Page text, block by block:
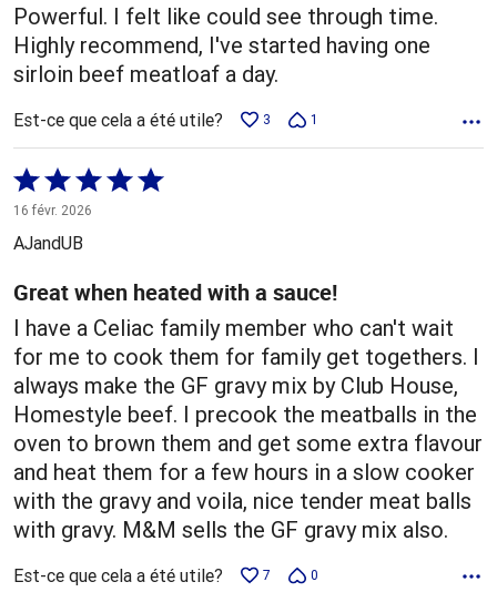
Powerful. I felt like could see through time.
Highly recommend, I've started having one
sirloin beef meatloaf a day.
Est-ce que cela a été utile? 3 1
Coté
5 sur
5
16 févr. 2026
AJandUB
Great when heated with a sauce!
I have a Celiac family member who can't wait
for me to cook them for family get togethers. I
always make the GF gravy mix by Club House,
Homestyle beef. I precook the meatballs in the
oven to brown them and get some extra flavour
and heat them for a few hours in a slow cooker
with the gravy and voila, nice tender meat balls
with gravy. M&M sells the GF gravy mix also.
Est-ce que cela a été utile? 7 0